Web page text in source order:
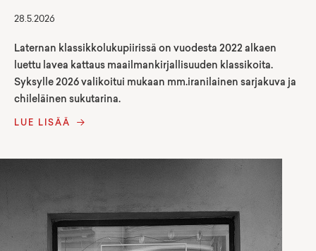
28.5.2026
Laternan klassikkolukupiirissä on vuodesta 2022 alkaen
luettu lavea kattaus maailmankirjallisuuden klassikoita.
Syksylle 2026 valikoitui mukaan mm.iranilainen sarjakuva ja
chileläinen sukutarina.
LUE LISÄÄ